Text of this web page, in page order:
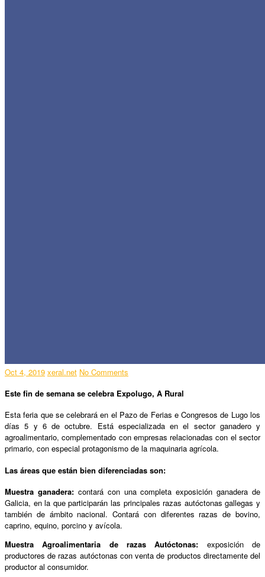
Oct 4, 2019 xeral.net No Comments
Este fin de semana se celebra Expolugo, A Rural
Esta feria que se celebrará en el Pazo de Ferias e Congresos de Lugo los
días 5 y 6 de octubre. Está especializada en el sector ganadero y
agroalimentario, complementado con empresas relacionadas con el sector
primario, con especial protagonismo de la maquinaria agrícola.
Las áreas que están bien diferenciadas son:
Muestra ganadera:contará con una completa exposición ganadera de
Galicia, en la que participarán las principales razas autóctonas gallegas y
también de ámbito nacional. Contará con diferentes razas de bovino,
caprino, equino, porcino y avícola.
Muestra Agroalimentaria de razas Autóctonas: exposición de
productores de razas autóctonas con venta de productos directamente del
productor al consumidor.